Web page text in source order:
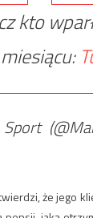
kto
miesiącu:
że jego